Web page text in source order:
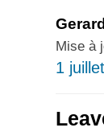
Mise à
1